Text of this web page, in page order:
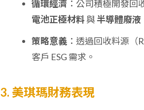
循環經濟 ：公司積極開發
電池正極材料與半導體廢液
策略意義 ：透過回收料源
客戶 ESG 需求。
3. 美琪瑪財務表現